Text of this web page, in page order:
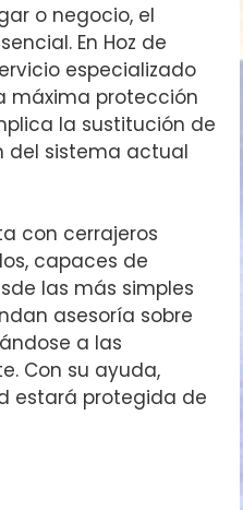
o negocio, el
En Hoz de
especializado
máxima protección
la sustitución de
del sistema actual
con cerrajeros
capaces de
las más simples
asesoría sobre
a las
Con su ayuda,
estará protegida de